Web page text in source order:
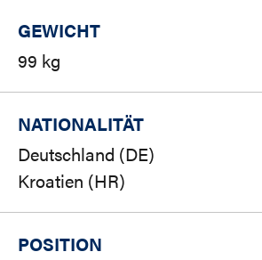
GEWICHT
99 kg
NATIONALITÄT
Deutschland (DE)
Kroatien (HR)
POSITION